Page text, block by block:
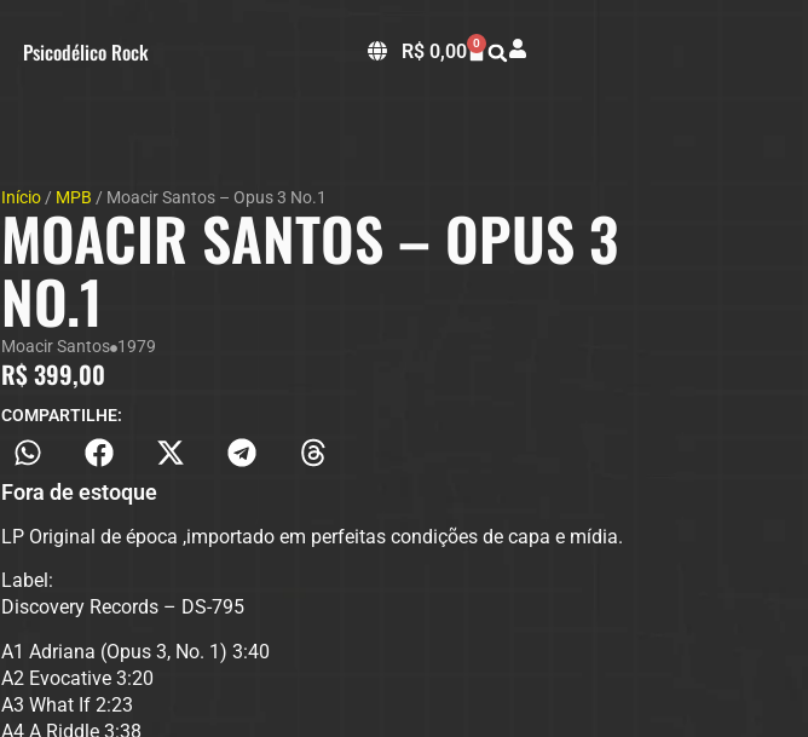
Psicodélico Rock R$ 0,00 0
Início/ MPB / Moacir Santos – Opus 3 No.1
MOACIR SANTOS – OPUS 3
NO.1
Moacir Santos 1979
R$399,00
COMPARTILHE:
Fora de estoque
LP Original de época ,importado em perfeitas condições de capa e mídia.
Label:
Discovery Records – DS-795
A1 Adriana (Opus 3, No. 1) 3:40
A2 Evocative 3:20
A3 What If 2:23
A4 A Riddle 3:38